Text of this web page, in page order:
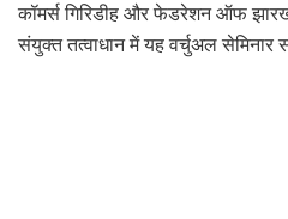
कॉमर्स गिरिडीह और फेडरेशन ऑफ
संयुक्त तत्वाधान में यह वर्चुअल सेमिनार